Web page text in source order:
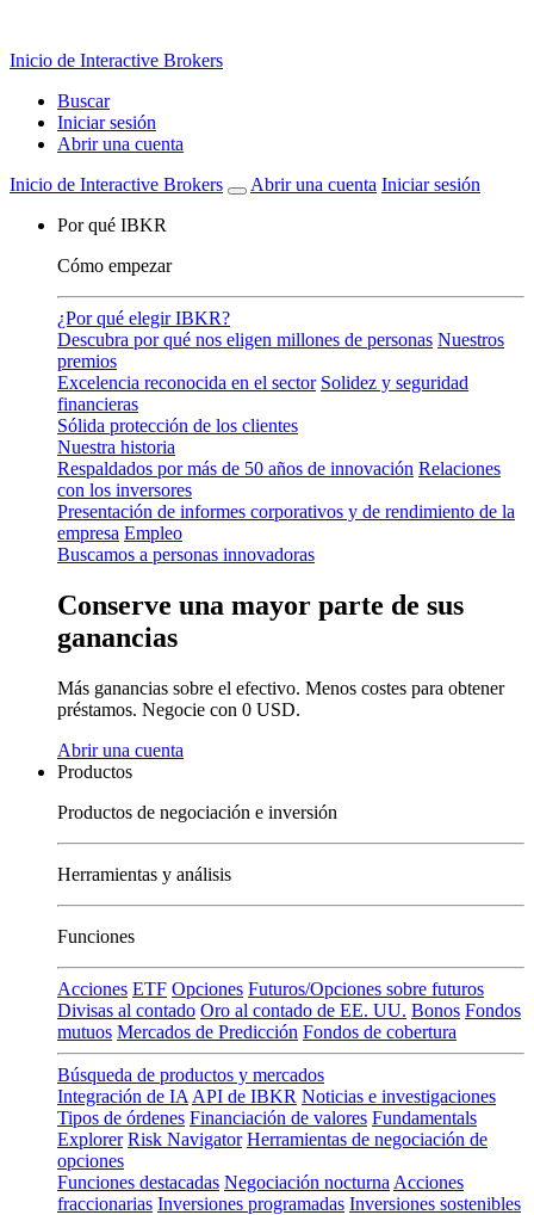
Inicio de Interactive Brokers
Buscar
Iniciar sesión
Abrir una cuenta
Inicio de Interactive Brokers
Abrir una cuenta Iniciar sesión
Por qué IBKR
Cómo empezar
¿Por qué elegir IBKR?
Descubra por qué nos eligen millones de personas Nuestros
premios
Excelencia reconocida en el sector Solidez y seguridad
financieras
Sólida protección de los clientes
Nuestra historia
Respaldados por más de 50 años de innovación Relaciones
con los inversores
Presentación de informes corporativos y de rendimiento de la
empresa Empleo
Buscamos a personas innovadoras
Conserve una mayor parte de sus
ganancias
Más ganancias sobre el efectivo. Menos costes para obtener
préstamos. Negocie con 0 USD.
Abrir una cuenta
Productos
Productos de negociación e inversión
Herramientas y análisis
Funciones
Acciones ETF Opciones Futuros/Opciones sobre futuros
Divisas al contado Oro al contado de EE. UU. Bonos Fondos
mutuos Mercados de Predicción Fondos de cobertura
Búsqueda de productos y mercados
Integración de IA API de IBKR Noticias e investigaciones
Tipos de órdenes Financiación de valores Fundamentals
Explorer Risk Navigator Herramientas de negociación de
opciones
Funciones destacadas Negociación nocturna Acciones
fraccionarias Inversiones programadas Inversiones sostenibles